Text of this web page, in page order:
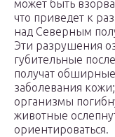
может быть
что приведет к
над Северным
Эти разрушения
губительные
получат
заболевания
организмы
животные
ориентироваться.